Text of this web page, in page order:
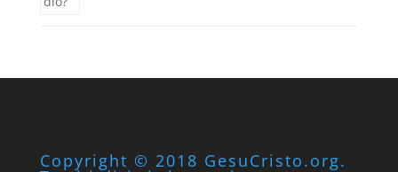
Copyright © 2018 GesuCristo.org.